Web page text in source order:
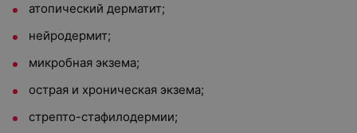
атопический дерматит;
нейродермит;
микробная экзема;
острая и хроническая экзема;
стрепто-стафилодермии;